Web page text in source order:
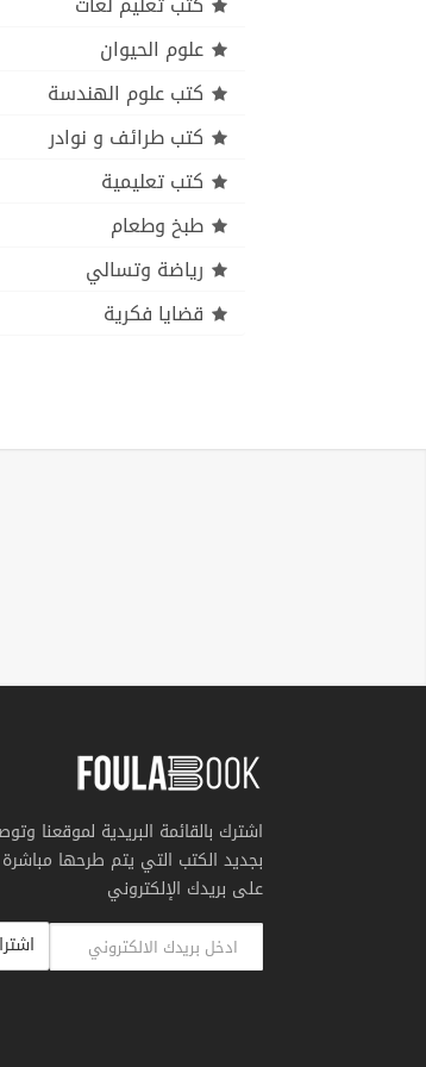
علوم الحيوان
كتب علوم الهندسة
كتب طرائف و نوادر
كتب تعليمية
طبخ وطعام
رياضة وتسالي
قضايا فكرية
اشترك بالقائمة البريدية لموقعنا
بجديد الكتب التي يتم طرحها مباشرة
على بريدك الإلكتروني